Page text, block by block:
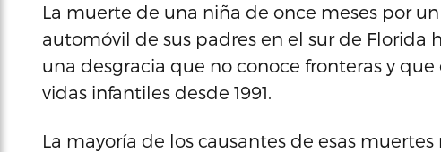
La muerte de una niña de once meses por
automóvil de sus padres en el sur de
una desgracia que no conoce fronteras y
vidas infantiles desde 1991.
La mayoría de los causantes de esas